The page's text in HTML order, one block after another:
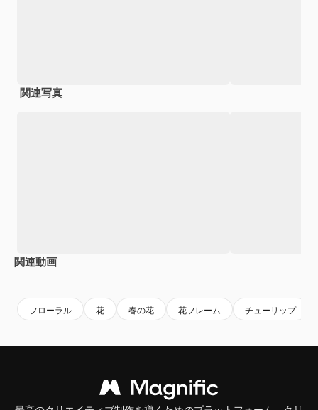
関連写真
関連動画
フローラル 花 春の花 花フレーム チューリップ